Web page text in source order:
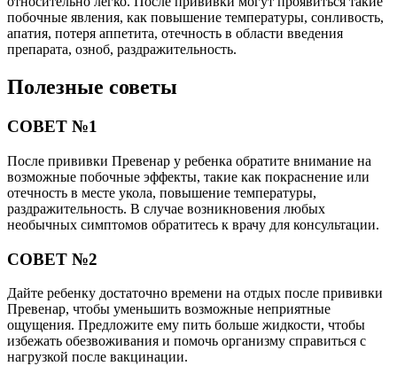
побочные явления, как повышение температуры, сонливость,
апатия, потеря аппетита, отечность в области введения
препарата, озноб, раздражительность.
Полезные советы
СОВЕТ №1
После прививки Превенар у ребенка обратите внимание на
возможные побочные эффекты, такие как покраснение или
отечность в месте укола, повышение температуры,
раздражительность. В случае возникновения любых
необычных симптомов обратитесь к врачу для консультации.
СОВЕТ №2
Дайте ребенку достаточно времени на отдых после прививки
Превенар, чтобы уменьшить возможные неприятные
ощущения. Предложите ему пить больше жидкости, чтобы
избежать обезвоживания и помочь организму справиться с
нагрузкой после вакцинации.